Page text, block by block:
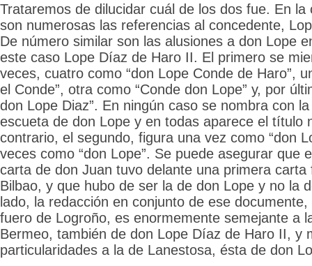
Trataremos de dilucidar cuál de los dos fue. En la
son numerosas las referencias al concedente,
De número similar son las alusiones a don Lope
este caso Lope Díaz de Haro II. El primero se
veces, cuatro como “don Lope Conde de Haro”,
el Conde”, otra como “Conde don Lope” y, por
don Lope Diaz”. En ningún caso se nombra con
escueta de don Lope y en todas aparece el título
contrario, el segundo, figura una vez como “don
veces como “don Lope”. Se puede asegurar que
carta de don Juan tuvo delante una primera carta
Bilbao, y que hubo de ser la de don Lope y no la
lado, la redacción en conjunto de ese
fuero de Logroño, es enormemente semejante a
Bermeo, también de don Lope Díaz de Haro II, y
particularidades a la de Lanestosa, ésta de don